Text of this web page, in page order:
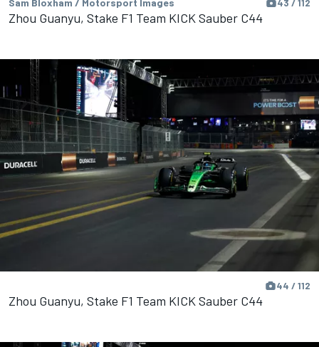
43 / 112
Zhou Guanyu, Stake F1 Team KICK Sauber C44
44 / 112
Zhou Guanyu, Stake F1 Team KICK Sauber C44